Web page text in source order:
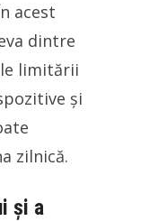
acest
dintre
limitării
și
zilnică.
și a